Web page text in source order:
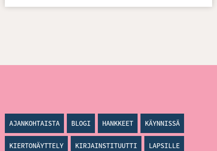
AJANKOHTAISTA BLOGI HANKKEET KÄYNNISSÄ
KIERTONÄYTTELY KIRJAINSTITUUTTI LAPSILLE